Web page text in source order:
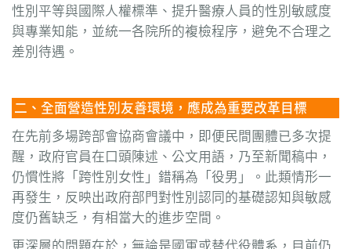
性別平等與國際人權標準、提升醫療人員的性別敏感度
與專業知能，並統一各院所的複檢程序，避免不合理之
差別待遇。
二、全面營造性別友善環境，應成為重要改革目標
在先前多場跨部會協商會議中，即便民間團體已多次提
醒，政府官員在口頭陳述、公文用語，乃至新聞稿中，
仍慣性將「跨性別女性」錯稱為「役男」。此類情形一
再發生，反映出政府部門對性別認同的基礎認知與敏感
度仍舊缺乏，有相當大的進步空間。